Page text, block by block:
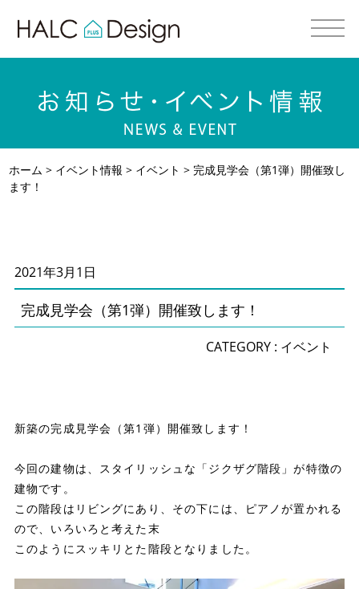
ホーム > イベント情報 > イベント > 完成見学会（第1弾）開催致し
ます！
2021年3月1日
完成見学会（第1弾）開催致します！
CATEGORY : イベント
新築の完成見学会（第1弾）開催致します！
今回の建物は、スタイリッシュな「ジクザグ階段」が特徴の
建物です。
この階段はリビングにあり、その下には、ピアノが置かれる
ので、いろいろと考えた末
このようにスッキリとた階段となりました。